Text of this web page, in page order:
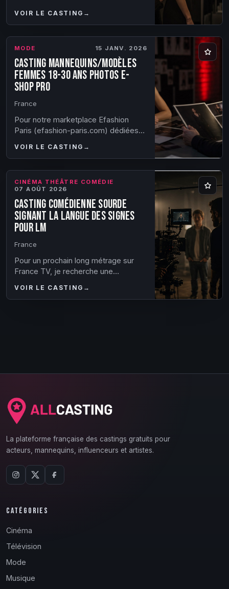
de la ligne 12), nous cherchons des
modèles...
VOIR LE CASTING →
MODE 15 JANV. 2026
Casting mannequins/modèles
femmes 18-30 ans photos e-
shop pro
France
Pour notre marketplace Efashion
Paris (efashion-paris.com) dédiées
proposant plus de 600 marques, nous
VOIR LE CASTING →
CINÉMA THÉÂTRE COMÉDIE
07 AOÛT 2026
Casting comédienne sourde
signant la langue des signes
pour LM
France
Pour un prochain long métrage sur
France TV, je recherche une
des signes. Attention je ne cherche
VOIR LE CASTING →
La plateforme française des castings gratuits pour
acteurs, mannequins, influenceurs et artistes.
CATÉGORIES
Cinéma
Télévision
Mode
Musique